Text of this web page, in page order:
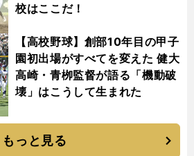
校はここだ！
【高校野球】創部10年目の甲子
園初出場がすべてを変えた 健大
高崎・青栁監督が語る「機動破
壊」はこうして生まれた
もっと見る